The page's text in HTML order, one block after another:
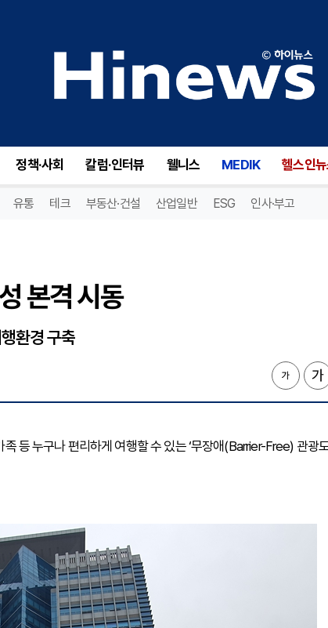
정책·사회 칼럼·인터뷰 웰니스 MEDIK 헬스인
유통 테크 부동산·건설 산업일반 ESG 인사·부고
본격 시동
환경 구축
등 누구나 편리하게 여행할 수 있는 ‘무장애(Barrier-Free) 관광